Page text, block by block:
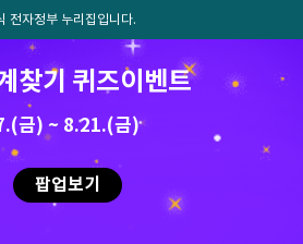
전자정부 누리집입니다.
찾기 퀴즈이벤트
금) ~ 8.21.(금)
팝업보기